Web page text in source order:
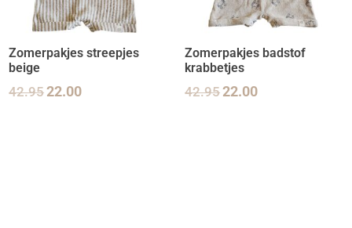
Zomerpakjes streepjes
beige
42.9522.00
Zomerpakjes badstof
krabbetjes
42.9522.00